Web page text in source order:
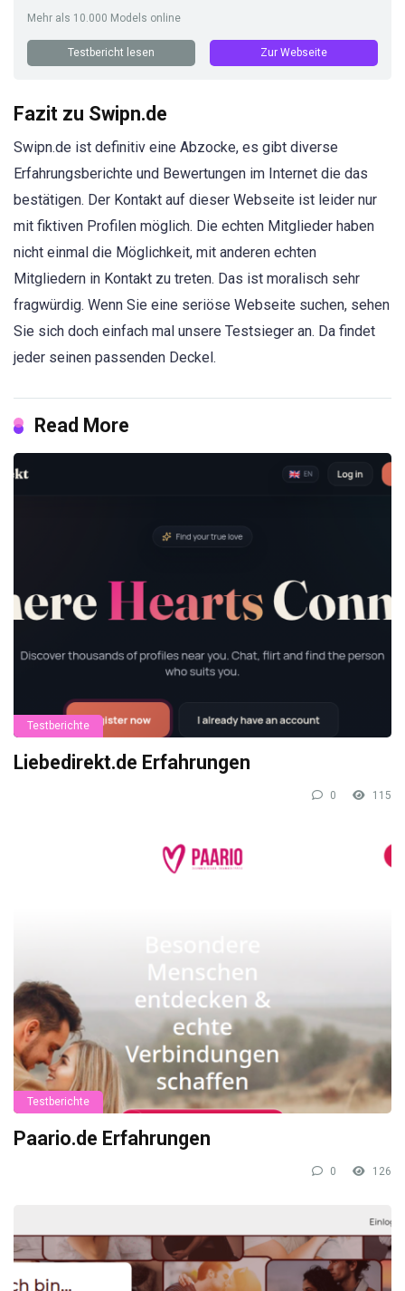
Mehr als 10.000 Models online
Testbericht lesen Zur Webseite
Fazit zu Swipn.de
Swipn.de ist definitiv eine Abzocke, es gibt diverse
Erfahrungsberichte und Bewertungen im Internet die das
bestätigen. Der Kontakt auf dieser Webseite ist leider nur
mit fiktiven Profilen möglich. Die echten Mitglieder haben
nicht einmal die Möglichkeit, mit anderen echten
Mitgliedern in Kontakt zu treten. Das ist moralisch sehr
fragwürdig. Wenn Sie eine seriöse Webseite suchen, sehen
Sie sich doch einfach mal unsere Testsieger an. Da findet
jeder seinen passenden Deckel.
Read More
Testberichte
Liebedirekt.de Erfahrungen
0 115
Testberichte
Paario.de Erfahrungen
0 126